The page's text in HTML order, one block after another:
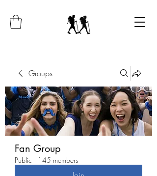
Groups
Fan Group
Public · 145 members